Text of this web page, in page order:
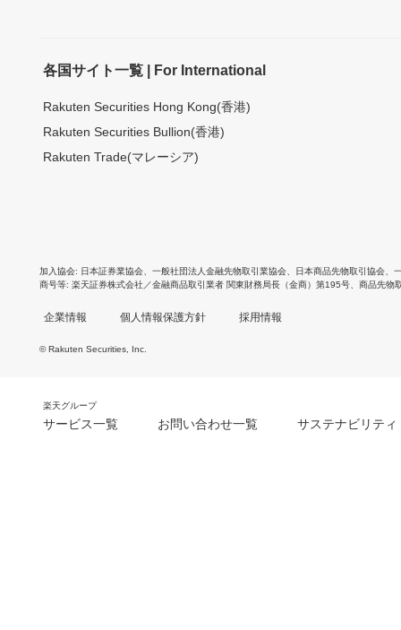
各国サイト一覧 | For International
Rakuten Securities Hong Kong(香港)
Rakuten Securities Bullion(香港)
Rakuten Trade(マレーシア)
加入協会 日本証券業協会 一般社団法人金融先物取引業協会 日本商品先物取引協会
商号等 楽天証券株式会社／金融商品取引業者 関東財務局長（金商）第195号、商品先物
企業情報 個人情報保護方針 採用情報
© Rakuten Securities, Inc.
楽天グループ
サービス一覧 お問い合わせ一覧 サステナビリティ